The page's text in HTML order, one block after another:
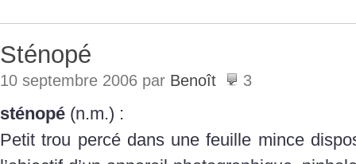
Sténopé
10 septembre 2006 par Benoît 3
sténopé (n.m.) :
Petit trou percé dans une feuille mince